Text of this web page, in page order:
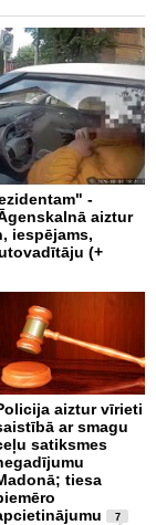
-
aiztur
iespējams,
(+
aiztur vīrieti
ar smagu
satiksmes
tiesa
7